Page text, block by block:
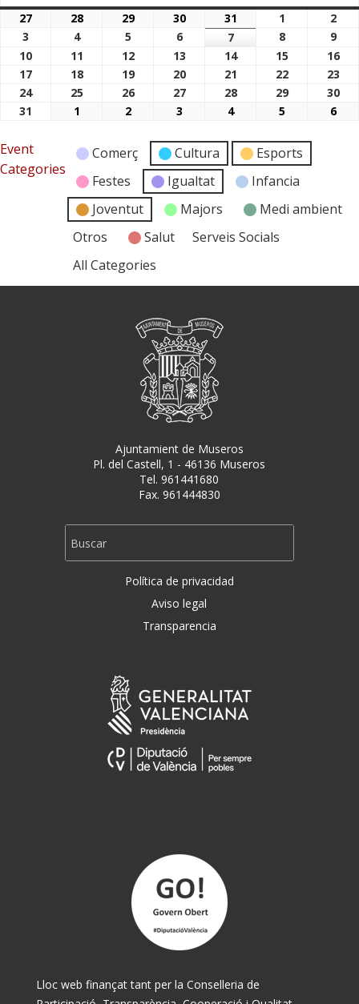
Dilluns
27 27/07/2026
28 28/07/2026
2929/07/2026
30 30/07/2026
31 31/07/2026
1 01/08/2026
2
3
03/08/2026
404/08/2026
5 05/08/2026
6 06/08/2026
7 07/08/2026
8 08/08/2026
9
10 10/08/2026
11 11/08/2026
12 12/08/2026
13 13/08/2026
1414/08/2026
15 15/08/2026
16
17 17/08/2026
18 18/08/2026
19 19/08/2026
20 20/08/2026
21 21/08/2026
22 22/08/2026
23
24 24/08/2026
25 25/08/2026
26 26/08/2026
27 27/08/2026
28 28/08/2026
29 29/08/2026
30
31
31/08/2026
1 01/09/2026
2 02/09/2026
3 03/09/2026
404/09/2026
5 05/09/2026
606/
Event
Categories
Comerç Cultura
Esports
Festes
Igualtat
Infancia
Joventut
Majors
Medi ambient
Otros
Salut
Serveis Socials
All Categories
Ajuntamient de Museros
Pl. del Castell, 1 - 46136 Museros
Tel. 961441680
Fax. 961444830
Política de privacidad
Aviso legal
Transparencia
Lloc web finançat tant per la Conselleria de